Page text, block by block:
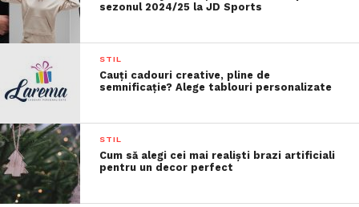
sezonul 2024/25 la JD Sports
STIL
Cauți cadouri creative, pline de
semnificație? Alege tablouri personalizate
STIL
Cum să alegi cei mai realiști brazi artificiali
pentru un decor perfect